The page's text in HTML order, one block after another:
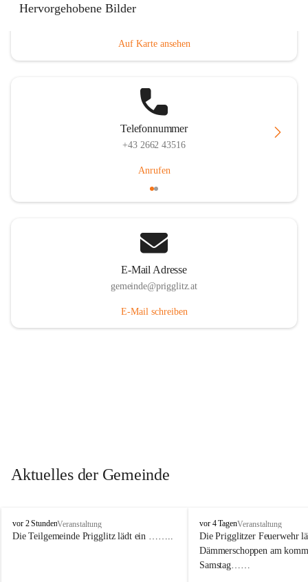
Hervorgehobene Bilder
Auf Karte ansehen
Telefonnummer
+43 2662 43516
Anrufen
E-Mail Adresse
gemeinde@prigglitz.at
E-Mail schreiben
Aktuelles der Gemeinde
P
r
vor 2 StundenVeranstaltung
Die Teilgemeinde Prigglitz lädt ein ……..
P
r
i
g
vor 4 TagenVeranstaltung
Die Prigglitzer Feuerwehr
Dämmerschoppen am
Samstag……